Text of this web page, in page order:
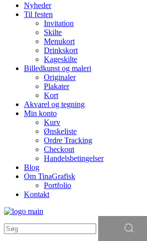
Nyheder
Til festen
Invitation
Skilte
Menukort
Drinkskort
Kageskilte
Billedkunst og maleri
Originaler
Plakater
Kort
Akvarel og tegning
Min konto
Kurv
Ønskeliste
Ordre Tracking
Checkout
Handelsbetingelser
Blog
Om TinaGrafisk
Portfolio
Kontakt
efter: